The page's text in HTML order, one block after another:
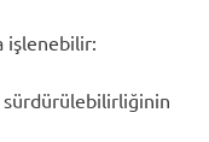
işlenebilir:
sürdürülebilirliğinin